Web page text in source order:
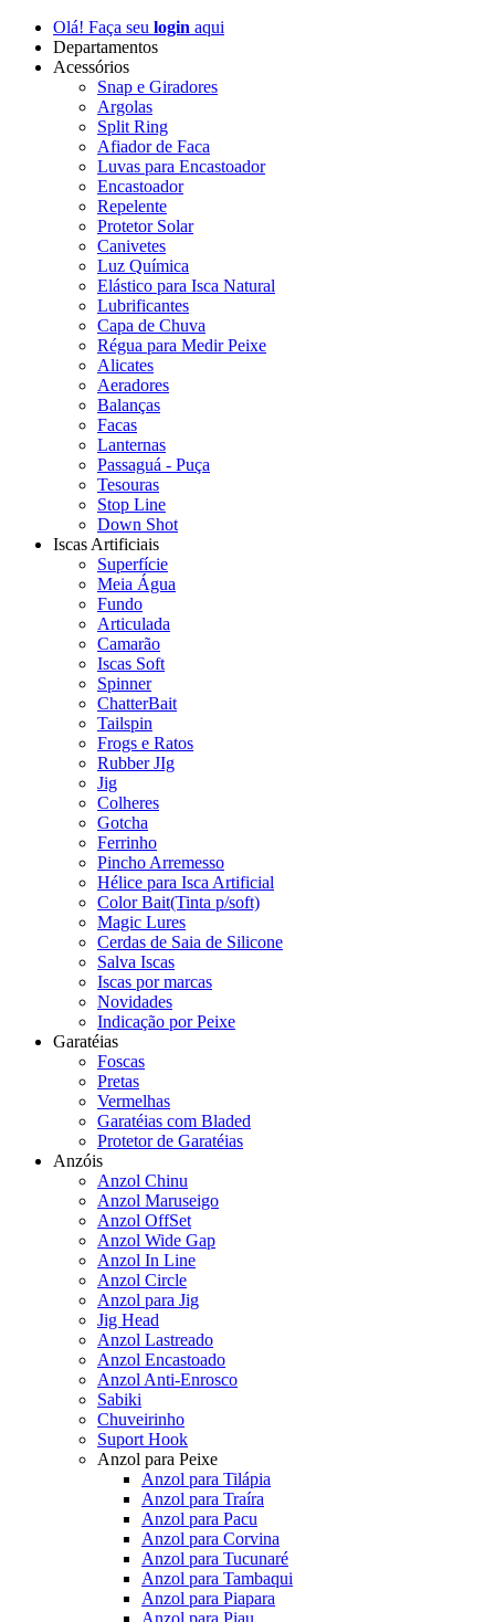
Olá! Faça seu login aqui
Departamentos
Acessórios
Snap e Giradores
Argolas
Split Ring
Afiador de Faca
Luvas para Encastoador
Encastoador
Repelente
Protetor Solar
Canivetes
Luz Química
Elástico para Isca Natural
Lubrificantes
Capa de Chuva
Régua para Medir Peixe
Alicates
Aeradores
Balanças
Facas
Lanternas
Passaguá - Puça
Tesouras
Stop Line
Down Shot
Iscas Artificiais
Superfície
Meia Água
Fundo
Articulada
Camarão
Iscas Soft
Spinner
ChatterBait
Tailspin
Frogs e Ratos
Rubber JIg
Jig
Colheres
Gotcha
Ferrinho
Pincho Arremesso
Hélice para Isca Artificial
Color Bait(Tinta p/soft)
Magic Lures
Cerdas de Saia de Silicone
Salva Iscas
Iscas por marcas
Novidades
Indicação por Peixe
Garatéias
Foscas
Pretas
Vermelhas
Garatéias com Bladed
Protetor de Garatéias
Anzóis
Anzol Chinu
Anzol Maruseigo
Anzol OffSet
Anzol Wide Gap
Anzol In Line
Anzol Circle
Anzol para Jig
Jig Head
Anzol Lastreado
Anzol Encastoado
Anzol Anti-Enrosco
Sabiki
Chuveirinho
Suport Hook
Anzol para Peixe
Anzol para Tilápia
Anzol para Traíra
Anzol para Pacu
Anzol para Corvina
Anzol para Tucunaré
Anzol para Tambaqui
Anzol para Piapara
Anzol para Piau